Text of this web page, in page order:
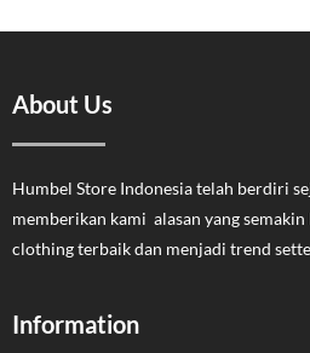
About Us
Humbel Store Indonesia telah berdiri
memberikan kami alasan yang
clothing terbaik dan menjadi trend
Information